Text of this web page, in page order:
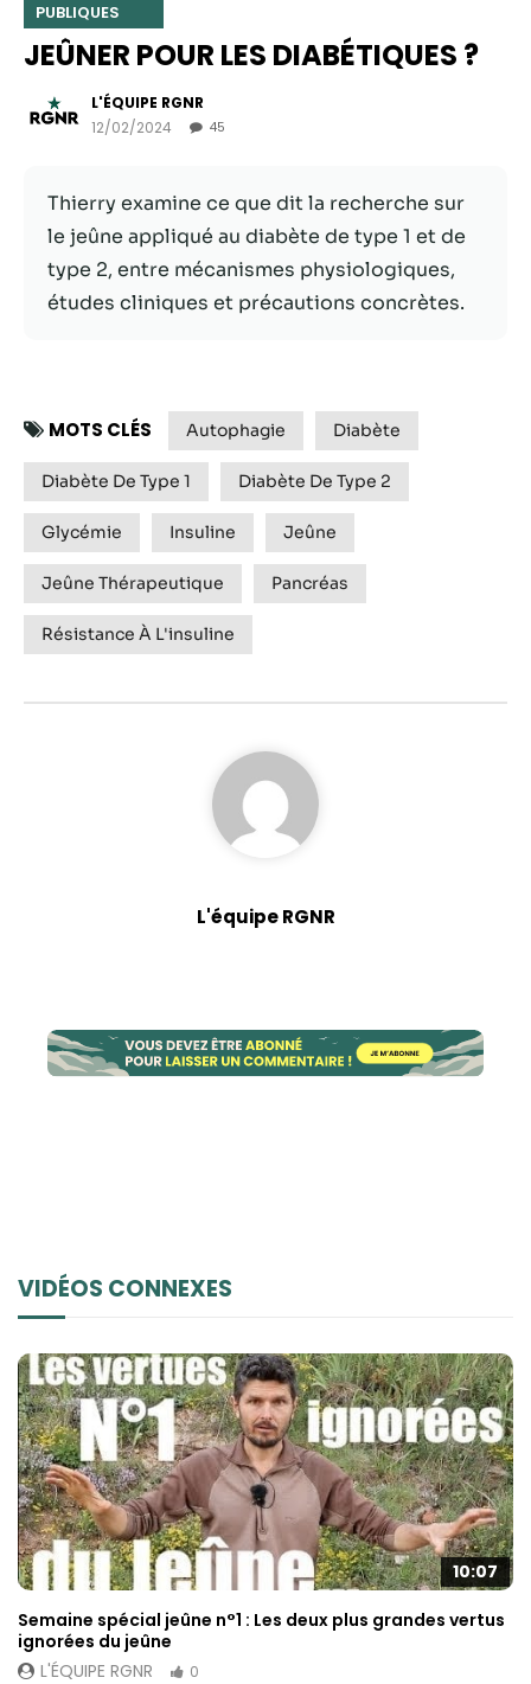
PUBLIQUES
JEÛNER POUR LES DIABÉTIQUES ?
L'ÉQUIPE RGNR
12/02/2024
45
Thierry examine ce que dit la recherche sur
le jeûne appliqué au diabète de type 1 et de
type 2, entre mécanismes physiologiques,
études cliniques et précautions concrètes.
MOTS CLÉS Autophagie Diabète
Diabète De Type 1 Diabète De Type 2
Glycémie Insuline Jeûne
Jeûne Thérapeutique Pancréas
Résistance À L'insuline
L'équipe RGNR
VIDÉOS CONNEXES
10:07
Semaine spécial jeûne n°1 : Les deux plus grandes vertus
ignorées du jeûne
L'ÉQUIPE RGNR
0
facultatifs. Ils
nécessaires au
fonctionnement
du site Web.
puissions
améliorer la
fonctionnalité
et la structure
du site Web,
en fonction
de la façon
dont le site
site Web
fonctionne
aussi bien que
Si vous refusez
du site Web.
voir du
contenu et des
offres
personnalisés.